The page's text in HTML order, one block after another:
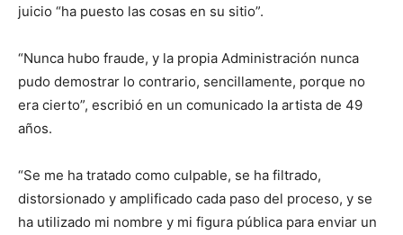
juicio “ha puesto las cosas en su sitio”.
“Nunca hubo fraude, y la propia Administración nunca
pudo demostrar lo contrario, sencillamente, porque no
era cierto”, escribió en un comunicado la artista de 49
años.
“Se me ha tratado como culpable, se ha filtrado,
distorsionado y amplificado cada paso del proceso, y se
ha utilizado mi nombre y mi figura pública para enviar un